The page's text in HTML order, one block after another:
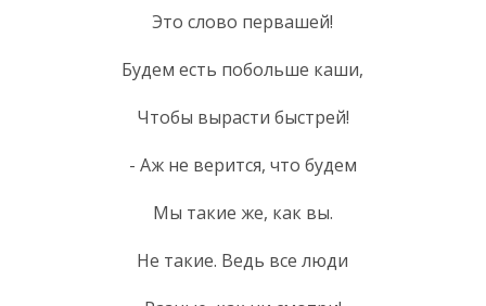
Это слово первашей!
Будем есть побольше каши,
Чтобы вырасти быстрей!
- Аж не верится, что будем
Мы такие же, как вы.
Не такие. Ведь все люди